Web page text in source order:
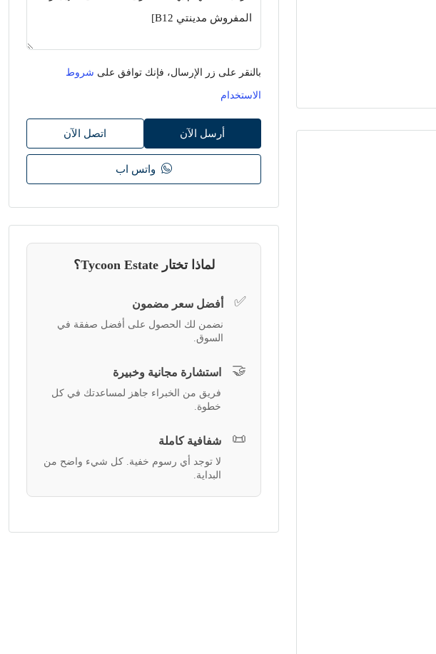
بالنقر على زر الإرسال، فإنك توافق على شروط
الاستخدام
أرسل الآن اتصل الآن
واتس اب
لماذا تختار Tycoon Estate؟
✅ أفضل سعر مضمون
نضمن لك الحصول على أفضل صفقة في
السوق.
🤝 استشارة مجانية وخبيرة
فريق من الخبراء جاهز لمساعدتك في كل
خطوة.
📜 شفافية كاملة
لا توجد أي رسوم خفية. كل شيء واضح من
البداية.